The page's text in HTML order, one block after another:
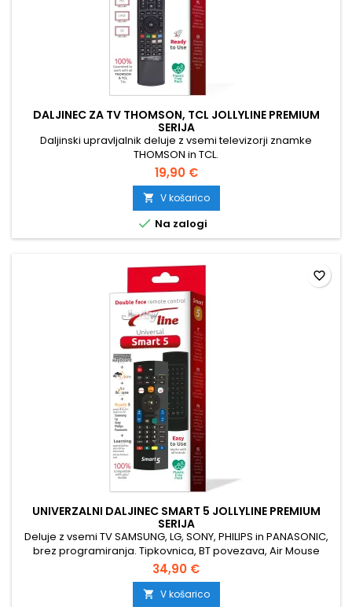
DALJINEC ZA TV THOMSON, TCL JOLLYLINE PREMIUM
SERIJA
Daljinski upravljalnik deluje z vsemi televizorji znamke
THOMSON in TCL.
19,90 €
 V košarico
 Na zalogi
UNIVERZALNI DALJINEC SMART 5 JOLLYLINE PREMIUM
SERIJA
Deluje z vsemi TV SAMSUNG, LG, SONY, PHILIPS in PANASONIC,
brez programiranja. Tipkovnica, BT povezava, Air Mouse
(zračna miška), mikrofon, funkcija učenja.
34,90 €
 V košarico
favorite_border